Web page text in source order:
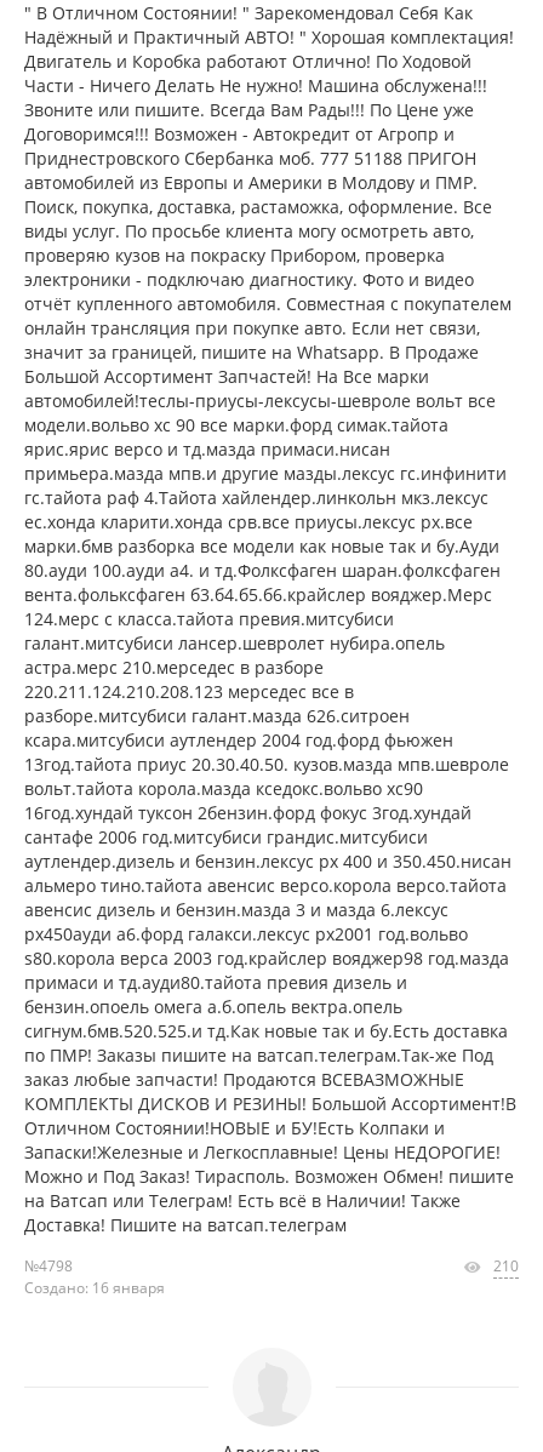
" В Отличном Состоянии! " Зарекомендовал Себя Как
Надёжный и Практичный АВТО! " Хорошая комплектация!
Двигатель и Коробка работают Отлично! По Ходовой
Части - Ничего Делать Не нужно! Машина обслужена!!!
Звоните или пишите. Всегда Вам Рады!!! По Цене уже
Договоримся!!! Возможен - Автокредит от Агропр и
Приднестровского Сбербанка моб. 777 51188 ПРИГОН
автомобилей из Европы и Америки в Молдову и ПМР.
Поиск, покупка, доставка, растаможка, оформление. Все
виды услуг. По просьбе клиента могу осмотреть авто,
проверяю кузов на покраску Прибором, проверка
электроники - подключаю диагностику. Фото и видео
отчёт купленного автомобиля. Совместная с покупателем
онлайн трансляция при покупке авто. Если нет связи,
значит за границей, пишите на Whatsapp. В Продаже
Большой Ассортимент Запчастей! На Все марки
автомобилей!теслы-приусы-лексусы-шевроле вольт все
модели.вольво хс 90 все марки.форд симак.тайота
ярис.ярис версо и тд.мазда примаси.нисан
примьера.мазда мпв.и другие мазды.лексус гс.инфинити
гс.тайота раф 4.Тайота хайлендер.линкольн мкз.лексус
ес.хонда кларити.хонда срв.все приусы.лексус рх.все
марки.бмв разборка все модели как новые так и бу.Ауди
80.ауди 100.ауди а4. и тд.Фолксфаген шаран.фолксфаген
вента.фольксфаген б3.б4.б5.б6.крайслер вояджер.Мерс
124.мерс с класса.тайота превия.митсубиси
галант.митсубиси лансер.шевролет нубира.опель
астра.мерс 210.мерседес в разборе
220.211.124.210.208.123 мерседес все в
разборе.митсубиси галант.мазда 626.ситроен
ксара.митсубиси аутлендер 2004 год.форд фьюжен
13год.тайота приус 20.30.40.50. кузов.мазда мпв.шевроле
вольт.тайота корола.мазда кседокс.вольво хс90
16год.хундай туксон 2бензин.форд фокус 3год.хундай
сантафе 2006 год.митсубиси грандис.митсубиси
аутлендер.дизель и бензин.лексус рх 400 и 350.450.нисан
альмеро тино.тайота авенсис версо.корола версо.тайота
авенсис дизель и бензин.мазда 3 и мазда 6.лексус
рх450ауди а6.форд галакси.лексус рх2001 год.вольво
s80.корола верса 2003 год.крайслер вояджер98 год.мазда
примаси и тд.ауди80.тайота превия дизель и
бензин.опоель омега а.б.опель вектра.опель
сигнум.бмв.520.525.и тд.Как новые так и бу.Есть доставка
по ПМР! Заказы пишите на ватсап.телеграм.Так-же Под
заказ любые запчасти! Продаются ВСЕВАЗМОЖНЫЕ
КОМПЛЕКТЫ ДИСКОВ И РЕЗИНЫ! Большой Ассортимент!В
Отличном Состоянии!НОВЫЕ и БУ!Есть Колпаки и
Запаски!Железные и Легкосплавные! Цены НЕДОРОГИЕ!
Можно и Под Заказ! Тирасполь. Возможен Обмен! пишите
на Ватсап или Телеграм! Есть всё в Наличии! Также
Доставка! Пишите на ватсап.телеграм
№4798
Создано: 16 января
210